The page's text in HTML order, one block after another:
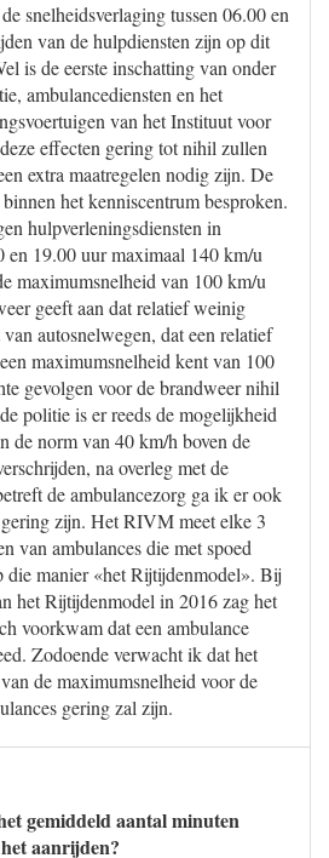
snelheidsverlaging tussen 06.00 en
van de hulpdiensten zijn op dit
is de eerste inschatting van onder
ambulancediensten en het
van het Instituut voor
effecten gering tot nihil zullen
extra maatregelen nodig zijn. De
het kenniscentrum besproken.
hulpverleningsdiensten in
en 19.00 uur maximaal 140 km/u
maximumsnelheid van 100 km/u
geeft aan dat relatief weinig
autosnelwegen, dat een relatief
maximumsnelheid kent van 100
gevolgen voor de brandweer nihil
politie is er reeds de mogelijkheid
de norm van 40 km/h boven de
na overleg met de
de ambulancezorg ga ik er ook
zijn. Het RIVM meet elke 3
van ambulances die met spoed
die manier «het Rijtijdenmodel». Bij
het Rijtijdenmodel in 2016 zag het
voorkwam dat een ambulance
Zodoende verwacht ik dat het
de maximumsnelheid voor de
gering zal zijn.
gemiddeld aantal minuten
aanrijden?